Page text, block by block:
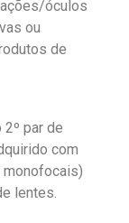
óculos
ou
de
par de
com
lentes.